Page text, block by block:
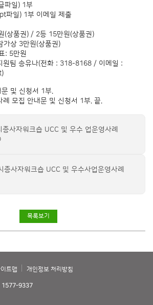
파일) 1부
파일) 1부 이메일 제출
(상품권) / 2등 15만원(상품권)
가상 3만원(상품권)
: 5만원
원팀 송유나(전화 : 318-8168 / 이메일 :
)
및 신청서 1부.
례 모집 안내문 및 신청서 1부. 끝.
사자워크숍 UCC 및 우수 업운영사례
종사자워크숍 UCC 및 우수사업운영사례
목록보기
트맵 개인정보 처리방침
1577-9337